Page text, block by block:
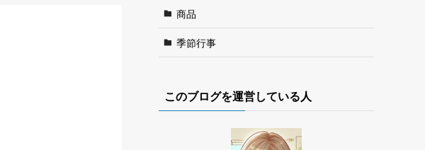
商品
季節行事
このブログを運営している人